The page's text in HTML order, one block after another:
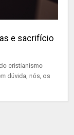
e sacrifício
cristianismo
dúvida, nós, os